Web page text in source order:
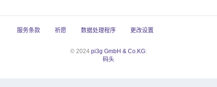
服务条款 祈愿 数据处理程序 更改设置
© 2024 pi3g GmbH & Co.KG:
码头